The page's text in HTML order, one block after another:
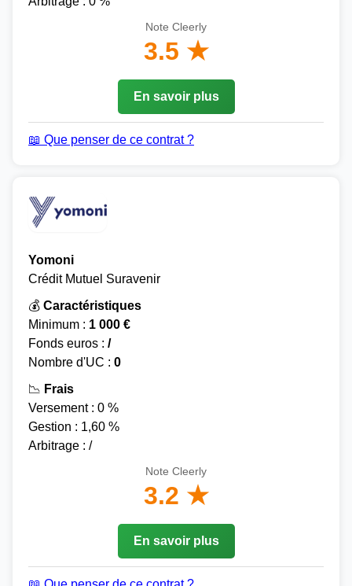
Note Cleerly
3.5 ★
En savoir plus
📖 Que penser de ce contrat ?
Yomoni
Crédit Mutuel Suravenir
💰 Caractéristiques
Minimum : 1 000 €
Fonds euros : /
Nombre d'UC : 0
📉 Frais
Versement : 0 %
Gestion : 1,60 %
Arbitrage : /
Note Cleerly
3.2 ★
En savoir plus